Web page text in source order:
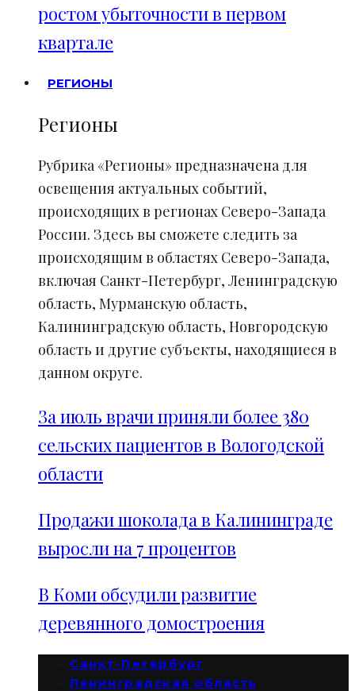
ростом убыточности в первом
квартале
РЕГИОНЫ
Регионы
Рубрика «Регионы» предназначена для
освещения актуальных событий,
происходящих в регионах Северо-Запада
России. Здесь вы сможете следить за
происходящим в областях Северо-Запада,
включая Санкт-Петербург, Ленинградскую
область, Мурманскую область,
Калининградскую область, Новгородскую
область и другие субъекты, находящиеся в
данном округе.
За июль врачи приняли более 380
сельских пациентов в Вологодской
области
Продажи шоколада в Калининграде
выросли на 7 процентов
В Коми обсудили развитие
деревянного домостроения
Санкт-Петербург
Ленинградская область